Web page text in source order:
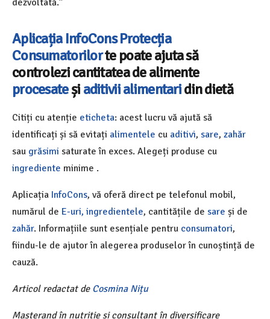
Aplicația InfoConsProtecția
Consumatorilorte poate ajuta să
controlezi cantitatea dealimente
procesateși aditivii alimentaridin dietă
Citiți cu atenție eticheta: acest lucru vă ajută să
identificați și să evitați alimentele cu aditivi, sare, zahăr
sau grăsimi saturate în exces. Alegeți produse cu
ingrediente minime .
Aplicația InfoCons, vă oferă direct pe telefonul mobil,
numărul de E-uri, ingredientele, cantitățile de sare și de
zahăr. Informațiile sunt esențiale pentru consumatori,
fiindu-le de ajutor în alegerea produselor în cunoștință de
cauză.
Articol redactat de Cosmina Nițu
Masterand în nutriție și consultant în diversificare